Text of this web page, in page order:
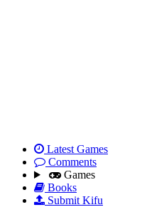
Latest Games
Comments
Games
Books
Submit Kifu